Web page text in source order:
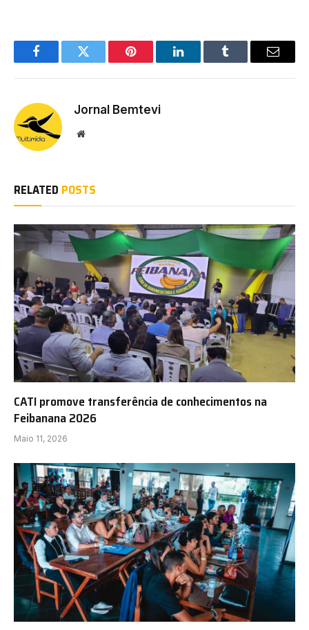
FacebookTwitter Pinterest LinkedInTumblr Email
Jornal Bemtevi
Website
RELATED POSTS
CATI promove transferência de conhecimentos na
Feibanana 2026
Maio 11, 2026